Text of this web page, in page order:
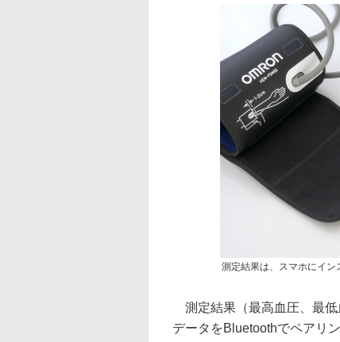
測定結果は、スマホにイ
測定結果（最高血圧、最低
データをBluetoothでペアリ